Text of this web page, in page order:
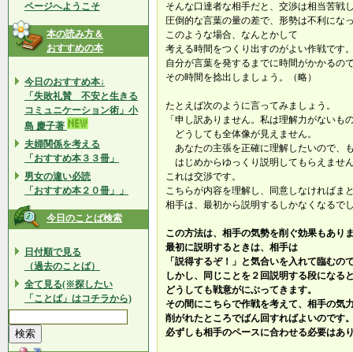
ページへようこそ
本の読み方＆
おすすめの本
今日のおすすめ本↓
「失敗礼賛 不安と生きる
コミュニケーション術」小
島 慶子著
夫婦関係を考える
「おすすめ本３３冊」
男女の違い必読
「おすすめ本２０冊」」
今日のことば検索
日付順で見る
（過去のことば）
全て見る(※探したい
「ことば」はコチラから)
そんな口達者な相手だと、交渉は相当苦戦
圧倒的な言葉の量の差で、形勢は不利にな
このような場合、なんとかして
考える時間をつくり出すのがよい作戦です
自分が言葉を発するまでに時間がかかるの
その時間を捻出しましょう。（略）
たとえば次のように言ってみましょう。
「申し訳ありません。私は理解力がないも
どうしても全体像が見えません。
あなたの主張を正確に理解したいので、
はじめからゆっくり説明してもらえませ
これは交渉です。
こちらが内容を理解し、同意しなければま
相手は、最初から説明するしかなくなるで
この方法は、相手の気勢を削ぐ効果もあり
最初に説明するときは、相手は
「説得するぞ！」と気合いを入れて臨むの
しかし、同じことを２回説明する段になる
どうしても戦意がにぶってきます。
その間にこちらで作戦を考えて、相手の気
削がれたところでばん回すればよいのです
必ずしも相手のペースに合わせる必要はあ